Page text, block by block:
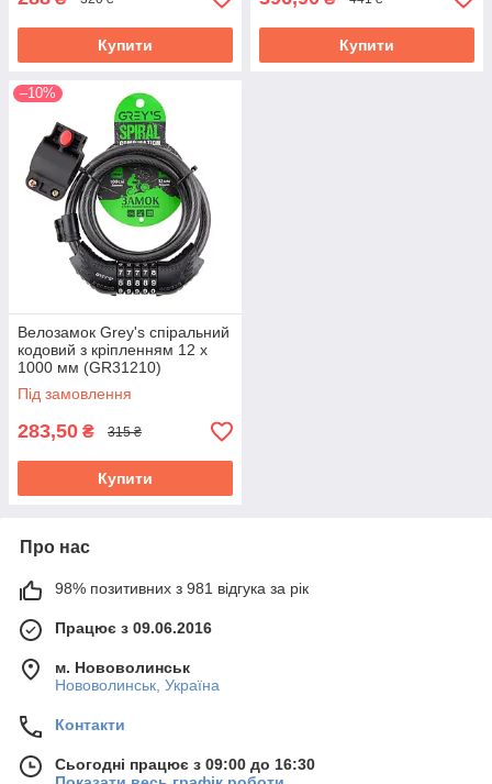
Купити Купити
–10%
Велозамок Grey's спіральний
кодовий з кріпленням 12 x
1000 мм (GR31210)
Під замовлення
283,50 ₴ 315 ₴
Купити
Про нас
98% позитивних з 981 відгука за рік
Працює з 09.06.2016
м. Нововолинськ
Нововолинськ, Україна
Контакти
Сьогодні працює з 09:00 до 16:30